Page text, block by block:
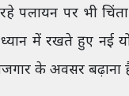
रहे पलायन पर भी
में रखते हुए नई
के अवसर